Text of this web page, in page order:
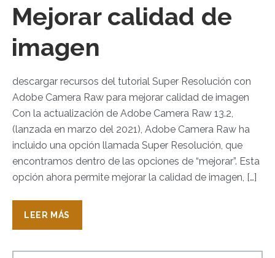
Mejorar calidad de
imagen
descargar recursos del tutorial Super Resolución con
Adobe Camera Raw para mejorar calidad de imagen
Con la actualización de Adobe Camera Raw 13.2,
(lanzada en marzo del 2021), Adobe Camera Raw ha
incluido una opción llamada Super Resolución, que
encontramos dentro de las opciones de “mejorar”. Esta
opción ahora permite mejorar la calidad de imagen, […]
LEER MÁS